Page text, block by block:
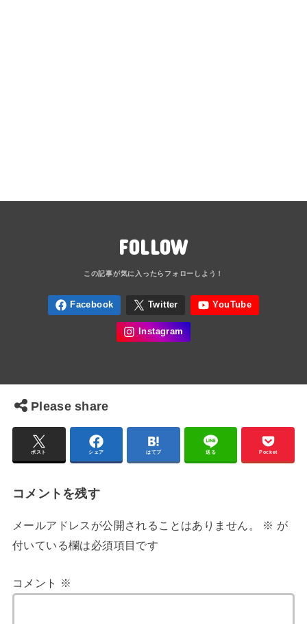
FOLLOW
Please share
ポスト シェア はてブ 送る Pocket
コメントを残す
メールアドレスが公開されることはありません。 ※ が
付いている欄は必須項目です
コメント ※